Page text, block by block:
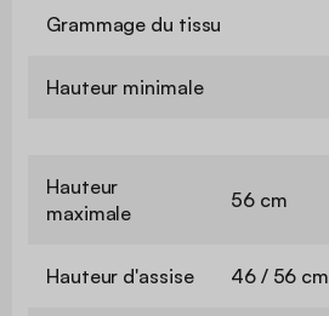
Grammage du tissu
Hauteur minimale
Hauteur
maximale
56 cm
Hauteur d'assise 46 / 56 cm